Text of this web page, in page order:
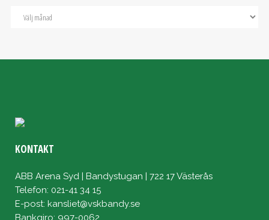
KONTAKT
ABB Arena Syd | Bandystugan | 722 17 Västerås
Telefon: 021-41 34 15
E-post: kansliet@vskbandy.se
Bankgiro: 997-0062